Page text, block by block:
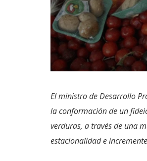
El ministro de Desarrollo
la conformación de un
verduras, a través de una
estacionalidad e